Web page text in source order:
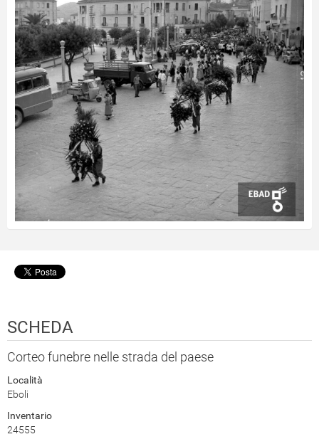
SCHEDA
Corteo funebre nelle strada del paese
Località
Eboli
Inventario
24555